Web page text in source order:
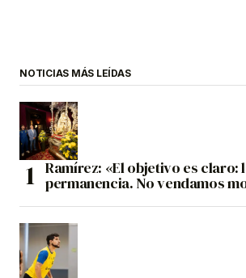
NOTICIAS MÁS LEÍDAS
Ramírez: «El objetivo es claro:
permanencia. No vendamos